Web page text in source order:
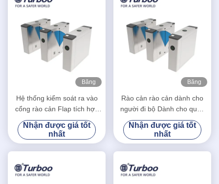
Băng
Hệ thống kiểm soát ra vào
cổng rào cản Flap tích hợp
đầu đọc thẻ RFID và máy
quét QR
Nhận được giá tốt
nhất
Băng
Rào cản rào cản dành cho
người đi bộ Dành cho quản
lý an ninh trong nhà và ngoài
trời
Nhận được giá tốt
nhất